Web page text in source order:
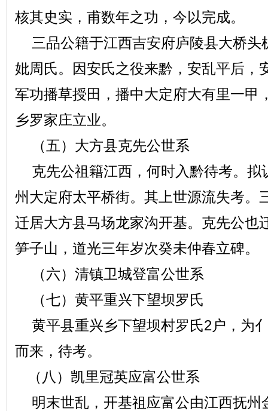
核其史实，甫数年之功，今以完成。
三品公籍于江西吉安府庐陵县大桥头
妣周氏。因安氏之役来黔，安乱平后，
军功播草授田，播中大定府大有里一甲
乡罗家庄立业。
（五）大方县克先公世系
克先公祖籍江西，何时入黔待考。拟
州大定府太平桥街。其上世源流失考。
迁居大方县马场龙家沟开基。克先公也
笋子山，道光三年岁次癸未仲春立碑。
（六）清镇卫城登富公世系
（七）黄平重兴下望坝罗氏
黄平县重兴乡下望坝村罗氏2户，为
而来，待考。
（八）凯里冠英应富公世系
明末世乱，开基祖应富公由江西抚州